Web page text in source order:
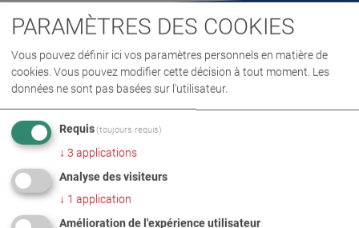
DÉTAILS PRODUIT / CONTENU DE LA
LIVRAISON
TÉLÉCHARGEMENTS
PARAMÈTRES DES COOKIES
Vous pouvez définir ici vos paramètres personnels en matière de
cookies. Vous pouvez modifier cette décision à tout moment. Les
données ne sont pas basées sur l'utilisateur.
Requis (toujours requis)
↓ 3 applications
Analyse des visiteurs
↓ 1 application
Amélioration de l'expérience utilisateur